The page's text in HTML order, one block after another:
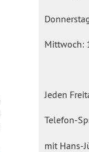
Mittwoch:
Jeden
Telefon-
mit Hans-